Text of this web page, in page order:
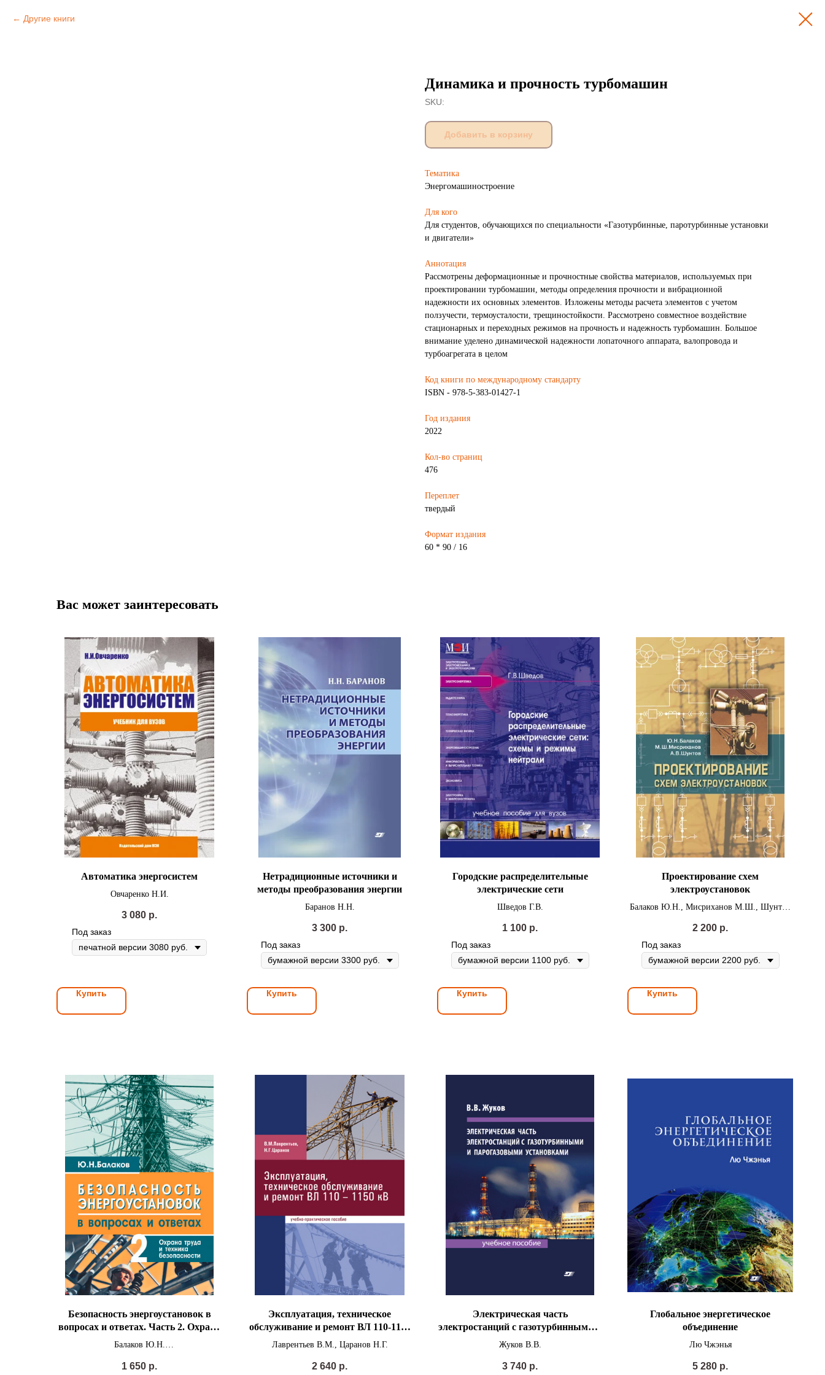
Другие книги
Динамика и прочность турбомашин
SKU:
Добавить в корзину
Тематика
Энергомашиностроение
Для кого
Для студентов, обучающихся по специальности «Газотурбинные, паротурбинные установки
и двигатели»
Аннотация
Рассмотрены деформационные и прочностные свойства материалов, используемых при
проектировании турбомашин, методы определения прочности и вибрационной
надежности их основных элементов. Изложены методы расчета элементов с учетом
ползучести, термоусталости, трещиностойкости. Рассмотрено совместное воздействие
стационарных и переходных режимов на прочность и надежность турбомашин. Большое
внимание уделено динамической надежности лопаточного аппарата, валопровода и
турбоагрегата в целом
Код книги по международному стандарту
ISBN - 978-5-383-01427-1
Год издания
2022
Кол-во страниц
476
Переплет
твердый
Формат издания
60 * 90 / 16
Вас может заинтересовать
Автоматика энергосистем
Овчаренко Н.И.
3 080 р.
Под заказ
Купить
Нетрадиционные источники и
методы преобразования энергии
Баранов Н.Н.
3 300 р.
Под заказ
Купить
Городские распределительные
электрические сети
Шведов Г.В.
1 100 р.
Под заказ
Купить
Проектирование схем
электроустановок
Балаков Ю.Н., Мисриханов М.Ш., Шунтов
2 200 р.
Под заказ
Купить
Безопасность энергоустановок в
вопросах и ответах. Часть 2. Охрана
труда и техника безопасности
Балаков Ю.Н.
Печатное издание
1 650 р.
Эксплуатация, техническое
обслуживание и ремонт ВЛ 110-1150
кВ
Лаврентьев В.М., Царанов Н.Г.
2 640 р.
Электрическая часть
электростанций с газотурбинными и
парогазовыми установками
Жуков В.В.
3 740 р.
Глобальное энергетическое
объединение
Лю Чжэнья
5 280 р.